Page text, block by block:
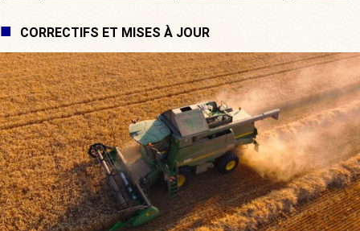
CORRECTIFS ET MISES À JOUR